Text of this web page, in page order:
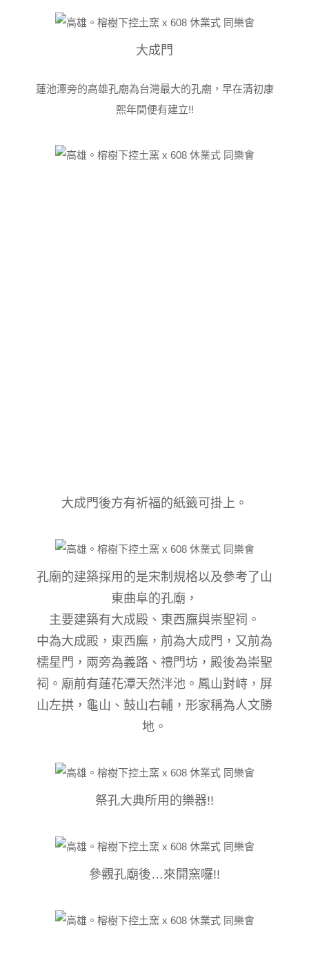
大成門
蓮池潭旁的高雄孔廟為台灣最大的孔廟，早在清初康
熙年間便有建立!!
大成門後方有祈福的紙籤可掛上。
孔廟的建築採用的是宋制規格以及參考了山
東曲阜的孔廟，
主要建築有大成殿、東西廡與崇聖祠。
中為大成殿，東西廡，前為大成門，又前為
檽星門，兩旁為義路、禮門坊，殿後為崇聖
祠。廟前有蓮花潭天然泮池。鳳山對峙，屏
山左拱，龜山、鼓山右輔，形家稱為人文勝
地。
祭孔大典所用的樂器!!
參觀孔廟後…來開窯囉!!